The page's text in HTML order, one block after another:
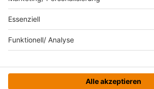
© bigKARRIERE - Eine Marke der
GmbH & Co. KG